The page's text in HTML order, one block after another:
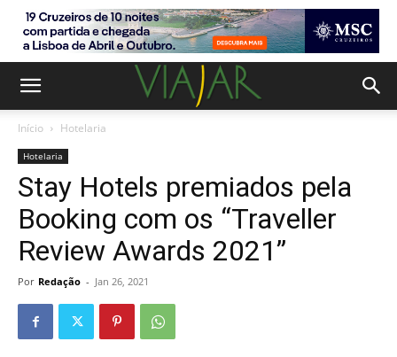
Início Hotelaria
Hotelaria
Stay Hotels premiados pela
Booking com os “Traveller
Review Awards 2021”
Por Redação - Jan 26, 2021